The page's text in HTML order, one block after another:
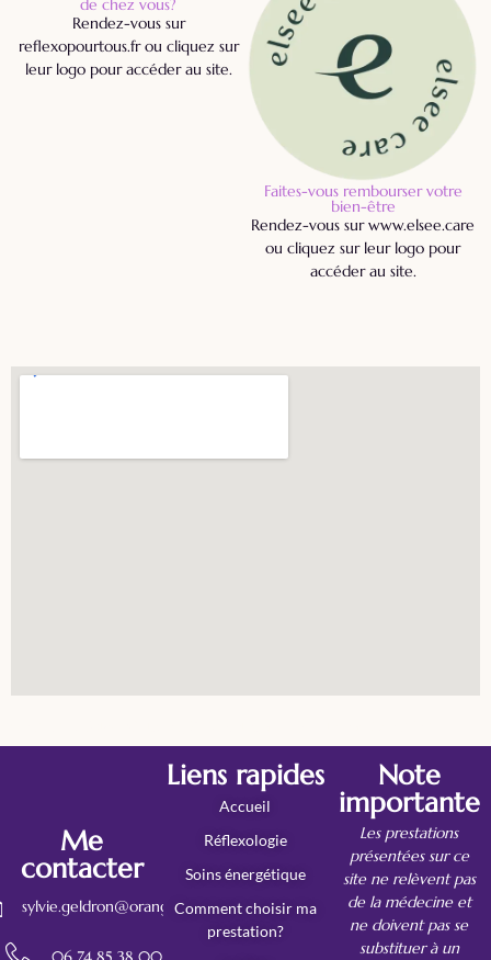
de chez vous?
Rendez-vous sur
reflexopourtous.fr ou cliquez sur
leur logo pour accéder au site.
Faites-vous rembourser votre
bien-être
Rendez-vous sur www.elsee.care
ou cliquez sur leur logo pour
accéder au site.
Me
contacter
sylvie.geldron@orange.fr
Liens rapides
Accueil
Réflexologie
Soins énergétique
Comment choisir ma
prestation?
Note
importante
Les prestations
présentées sur ce
site ne relèvent pas
de la médecine et
ne doivent pas se
substituer à un